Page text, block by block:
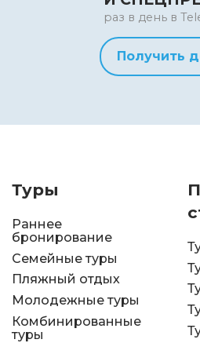
раз в день в
Получить
Туры
Раннее
бронирование
Семейные туры
Пляжный отдых
Молодежные туры
Комбинированные
туры